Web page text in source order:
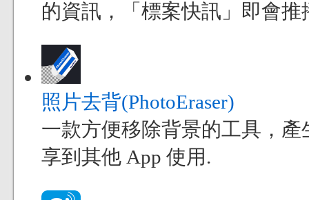
的資訊，「標案快訊」即會推
照片去背(PhotoEraser)
一款方便移除背景的工具，
享到其他 App 使用.